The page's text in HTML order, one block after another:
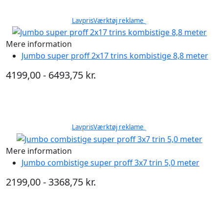
LavprisVærktøj reklame
Mere information
Jumbo super proff 2x17 trins kombistige 8,8 meter
4199,00 - 6493,75 kr.
LavprisVærktøj reklame
Mere information
Jumbo combistige super proff 3x7 trin 5,0 meter
2199,00 - 3368,75 kr.